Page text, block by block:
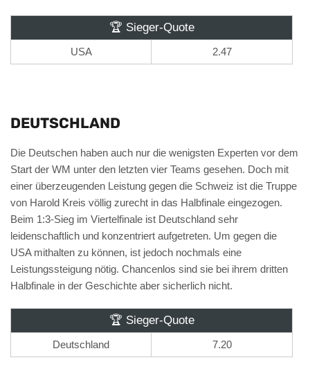
🏆 Sieger-Quote
USA 2.47
DEUTSCHLAND
Die Deutschen haben auch nur die wenigsten Experten vor dem
Start der WM unter den letzten vier Teams gesehen. Doch mit
einer überzeugenden Leistung gegen die Schweiz ist die Truppe
von Harold Kreis völlig zurecht in das Halbfinale eingezogen.
Beim 1:3-Sieg im Viertelfinale ist Deutschland sehr
leidenschaftlich und konzentriert aufgetreten. Um gegen die
USA mithalten zu können, ist jedoch nochmals eine
Leistungssteigung nötig. Chancenlos sind sie bei ihrem dritten
Halbfinale in der Geschichte aber sicherlich nicht.
🏆 Sieger-Quote
Deutschland 7.20